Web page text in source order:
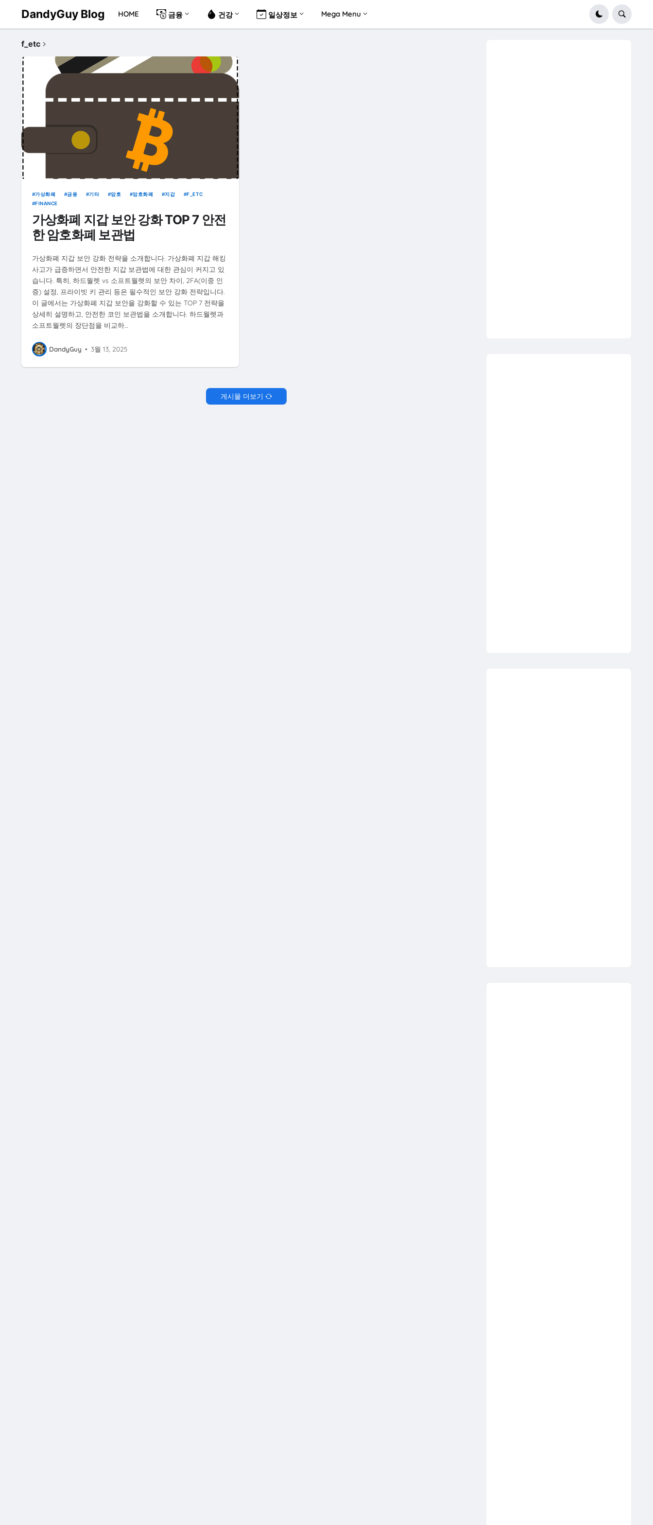
DandyGuy Blog HOME 금융 건강 일상정보 Mega Menu
f_etc
가상화폐 금융 기타 암호 암호화폐 지갑
F_ETC
FINANCE
가상화폐 지갑 보안 강화 TOP 7 안전
한 암호화폐 보관법
가상화폐 지갑 보안 강화 전략을 소개합니다. 가상화폐 지갑 해킹
사고가 급증하면서 안전한 지갑 보관법에 대한 관심이 커지고 있
습니다. 특히, 하드월렛 vs 소프트월렛의 보안 차이, 2FA(이중 인
증) 설정, 프라이빗 키 관리 등은 필수적인 보안 강화 전략입니다.
이 글에서는 가상화폐 지갑 보안을 강화할 수 있는 TOP 7 전략을
상세히 설명하고, 안전한 코인 보관법을 소개합니다. 하드월렛과
소프트월렛의 장단점을 비교하…
DandyGuy • 3월 13, 2025
게시물 더보기